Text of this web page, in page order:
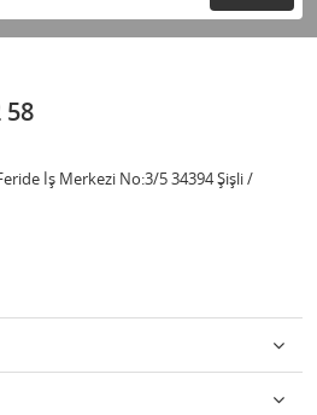
58
İş Merkezi No:3/5 34394 Şişli /